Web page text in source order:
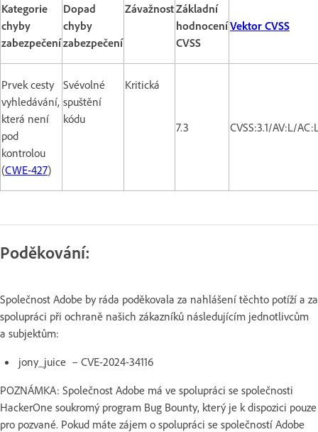
Kategorie
chyby
zabezpečení
Dopad
chyby
zabezpečení
ZávažnostZákladní
hodnocení
CVSS
Vektor CVSS
Prvek cesty
vyhledávání,
která není
pod
kontrolou
(CWE-427)
Svévolné
spuštění
kódu
Kritická
7.3 CVSS:3.1/AV:L/
Poděkování:
Společnost Adobe by ráda poděkovala za nahlášení těchto potíží a za
spolupráci při ochraně našich zákazníků následujícím jednotlivcům
a subjektům:
jony_juice – CVE-2024-34116
POZNÁMKA: Společnost Adobe má ve spolupráci se společnosti
HackerOne soukromý program Bug Bounty, který je k dispozici pouze
pro pozvané. Pokud máte zájem o spolupráci se společností Adobe